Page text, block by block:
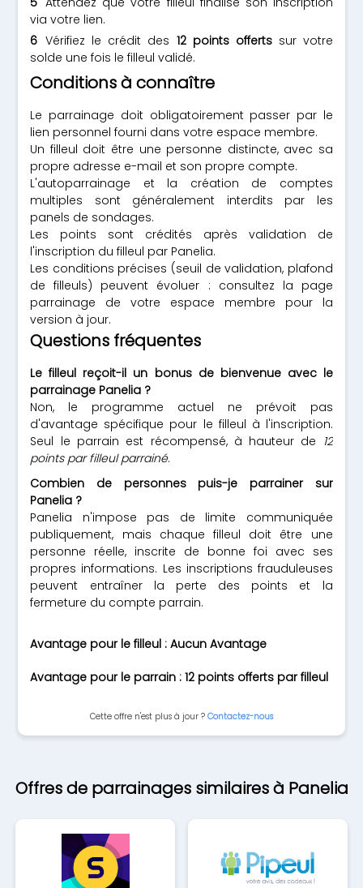
via votre lien.
Vérifiez le crédit des 12 points offertssur votre
solde une fois le filleul validé.
Conditions à connaître
Le parrainage doit obligatoirement passer par le
lien personnel fourni dans votre espace membre.
Un filleul doit être une personne distincte, avec sa
propre adresse e-mail et son propre compte.
L'autoparrainage et la création de comptes
multiples sont généralement interdits par les
panels de sondages.
Les points sont crédités après validation de
l'inscription du filleul par Panelia.
Les conditions précises (seuil de validation, plafond
de filleuls) peuvent évoluer : consultez la page
parrainage de votre espace membre pour la
version à jour.
Questions fréquentes
Le filleul reçoit-il un bonus de bienvenue avec le
parrainage Panelia ?
Non, le programme actuel ne prévoit pas
d'avantage spécifique pour le filleul à l'inscription.
Seul le parrain est récompensé, à hauteur de 12
points par filleul parrainé.
Combien de personnes puis-je parrainer sur
Panelia ?
Panelia n'impose pas de limite communiquée
publiquement, mais chaque filleul doit être une
personne réelle, inscrite de bonne foi avec ses
propres informations. Les inscriptions frauduleuses
peuvent entraîner la perte des points et la
fermeture du compte parrain.
Avantage pour le filleul : Aucun Avantage
Avantage pour le parrain : 12 points offerts par filleul
Cette offre n'est plus à jour ? Contactez-nous
Offres de parrainages similaires à Panelia